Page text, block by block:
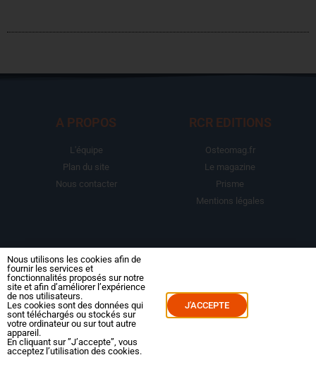
A PROPOS
L'équipe
Plan du site
Nous contacter
RCR EDITIONS
Osteomag.fr
Le magazine
Prisme
Mentions légales
LA BOUTIQUE
Abonnements
Le magazine
Packs
Dossiers
Mes commandes
Mes abonnements
Nous utilisons les cookies afin de
fournir les services et
fonctionnalités proposés sur notre
site et afin d’améliorer l’expérience
de nos utilisateurs.
Les cookies sont des données qui
sont téléchargés ou stockés sur
votre ordinateur ou sur tout autre
appareil.
En cliquant sur ”J’accepte”, vous
acceptez l’utilisation des cookies.
J'ACCEPTE